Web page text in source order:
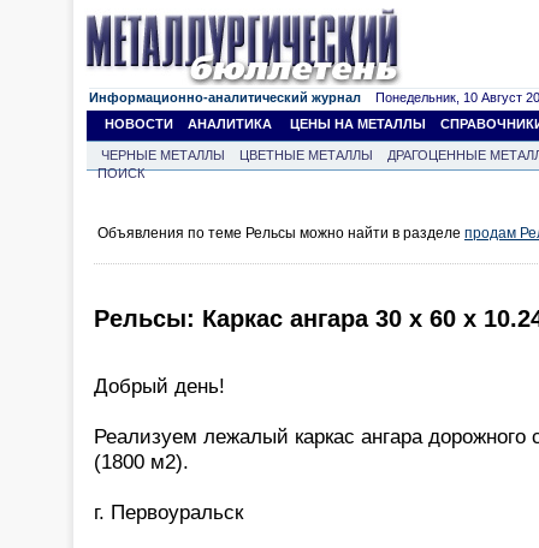
Информационно-аналитический журнал Понедельник, 10 Август
НОВОСТИ
АНАЛИТИКА ЦЕНЫ НА МЕТАЛЛЫ
ЧЕРНЫЕ МЕТАЛЛЫ ЦВЕТНЫЕ МЕТАЛЛЫ
ДРАГОЦЕННЫЕ
ПОИСК
Объявления по теме Рельсы можно найти в разделе продам
Рельсы: Каркас ангара 30 х 60 х
Добрый день!
Реализуем лежалый каркас ангара дорожного
(1800 м2).
г. Первоуральск